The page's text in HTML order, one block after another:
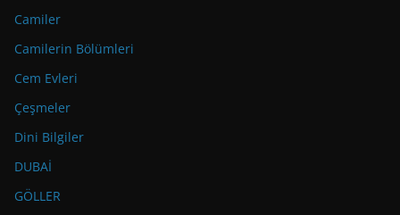
Camiler
Camilerin Bölümleri
Cem Evleri
Çeşmeler
Dini Bilgiler
DUBAİ
GÖLLER